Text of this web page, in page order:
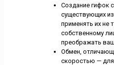
Создание гифок
существующих
применять их не
собственному
преображать
Обмен,
скоростью —